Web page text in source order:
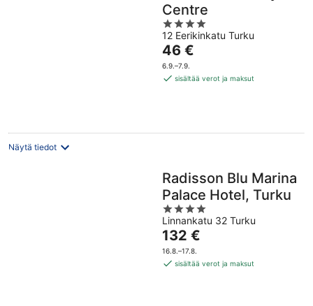
Centre
4
out
of
5
12 Eerikinkatu Turku
Hinta
on
46 €
46 €
6.9.–7.9.
sisältää verot ja maksut
Näytä tiedot
Radisson Blu Marina
Palace Hotel, Turku
4
out
of
5
Linnankatu 32 Turku
Hinta
on
132 €
132 €
16.8.–17.8.
sisältää verot ja maksut